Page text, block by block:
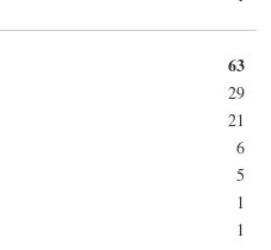
63
29
21
6
5
1
1